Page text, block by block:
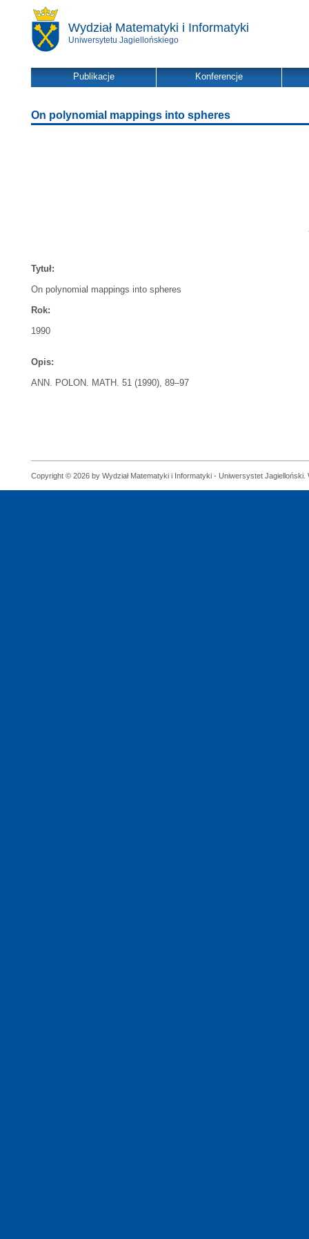
Wydział Matematyki i Informatyki
Uniwersytetu Jagiellońskiego
Publikacje Konferencje
On polynomial mappings into spheres
Tytuł:
On polynomial mappings into spheres
Rok:
1990
Opis:
ANN. POLON. MATH. 51 (1990), 89–97
Copyright © 2026 by Wydział Matematyki i Informatyki - Uniwersystet